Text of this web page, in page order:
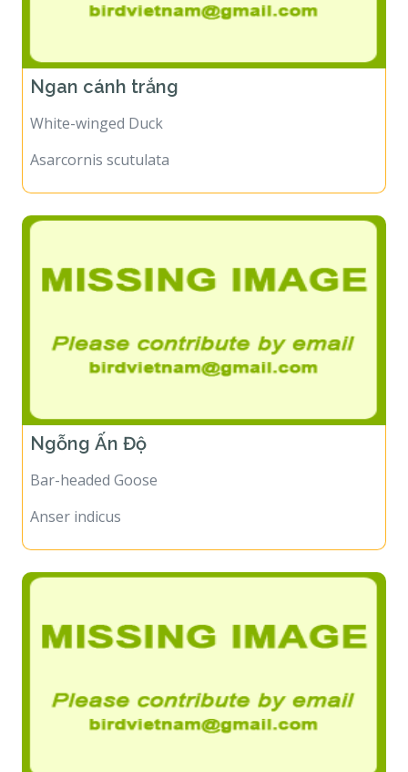
Ngan cánh trắng
White-winged Duck
Asarcornis scutulata
Ngỗng Ấn Độ
Bar-headed Goose
Anser indicus